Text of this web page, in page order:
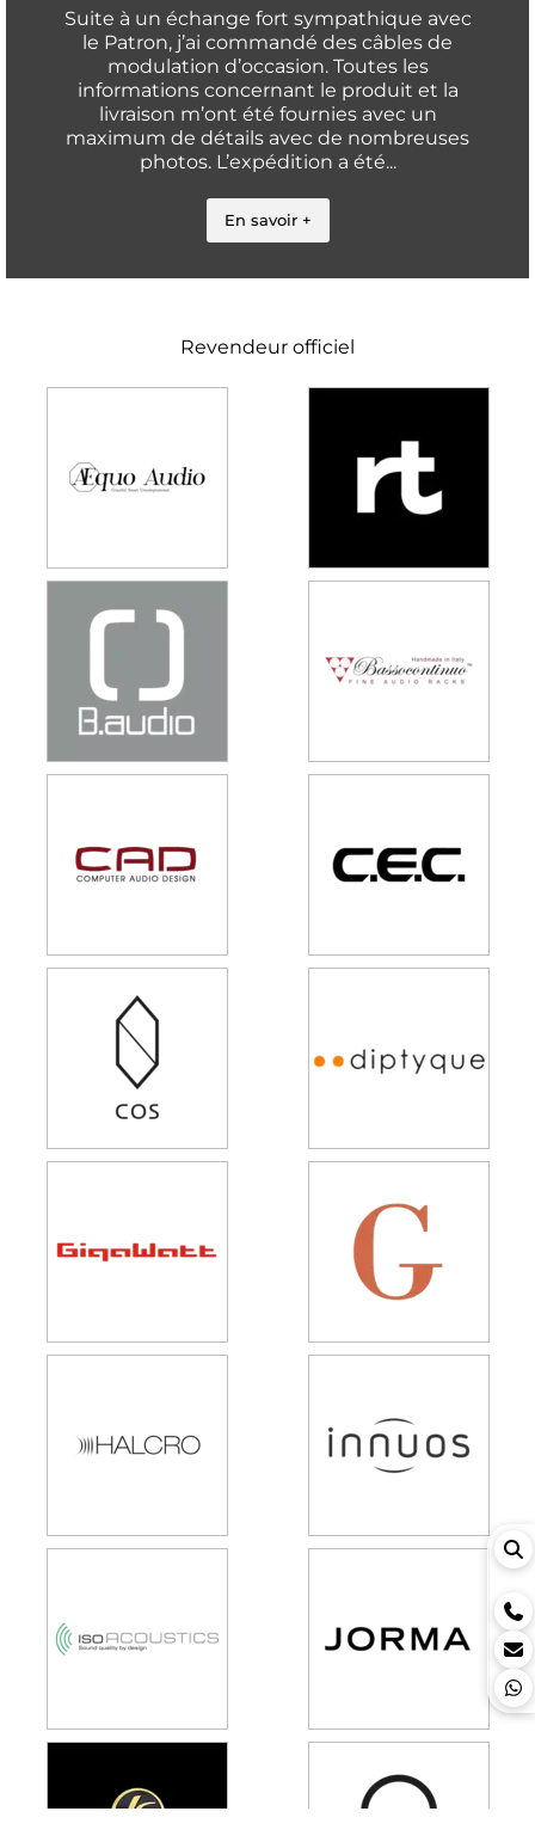
Suite à un échange fort sympathique avec
le Patron, j’ai commandé des câbles de
modulation d’occasion. Toutes les
informations concernant le produit et la
livraison m’ont été fournies avec un
maximum de détails avec de nombreuses
photos. L’expédition a été...
En savoir +
Revendeur officiel